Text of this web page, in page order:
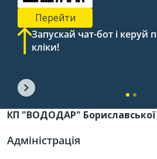
Перейти
Запускай чат-бот і керуй
кліки!
КП "ВОДОДАР" Бориславської
Адміністрація